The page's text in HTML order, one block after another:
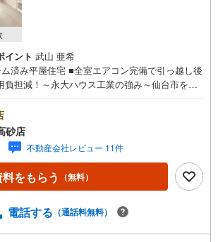
イント 武山 亜希
済み平屋住宅 ■全室エアコン完備で引っ越し後
負担減！～永大ハウス工業の強み～仙台市を中
に分けてご紹介！1.＜豊富な不動産知識＞戸
ョン・土地...と種別を問わず不動産を取り扱っ
。更に教育施設や商業施設、子育て環境や行政
情報を総合し、お客様により良い物件選びをし
う、しっかりとサポートさせて頂きます。2.＜
スタッフ＞当社では【購入】【売却】【引っ越
入時に気になる住宅ローン各種税金について
砂店
不動産会社レビュー 11件
料をもらう （無料）
電話する （通話料無料）